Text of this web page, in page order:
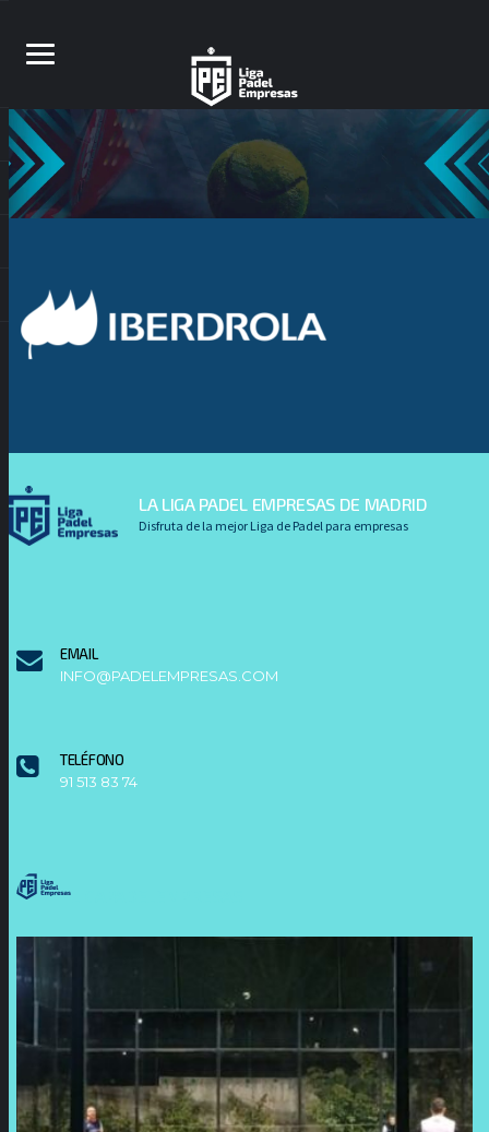
LA LIGA PADEL EMPRESAS DE MADRID
Disfruta de la mejor Liga de Padel para empresas
EMAIL
INFO@PADELEMPRESAS.COM
TELÉFONO
91 513 83 74